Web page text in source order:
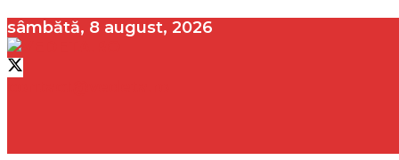
sâmbătă, 8 august, 2026